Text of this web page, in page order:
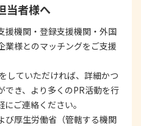
与えた利用目的の範囲内
す。
の利用の安全性を確保す
対策を始めとする安全措
不正アクセス、個人情報
の的確な防止とセキュリ
当者様へ
援機関・登録支援機関・外国
業様とのマッチングをご支援
をしていただければ、詳細かつ
でき、より多くのPR活動を行
ご連絡ください。
び厚生労働省（管轄する機関